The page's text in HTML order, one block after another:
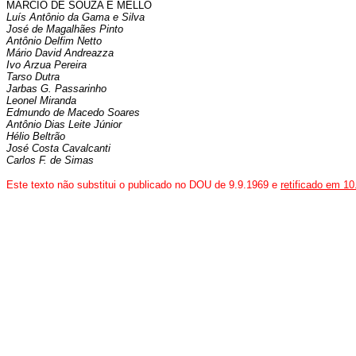
MÁRCIO DE SOUZA E MELLO
Luís Antônio da Gama e Silva
José de Magalhães Pinto
Antônio Delfim Netto
Mário David Andreazza
Ivo Arzua Pereira
Tarso Dutra
Jarbas G. Passarinho
Leonel Miranda
Edmundo de Macedo Soares
Antônio Dias Leite Júnior
Hélio Beltrão
José Costa Cavalcanti
Carlos F. de Simas
Este texto não substitui o publicado no DOU de 9.9.1969 e retificado em